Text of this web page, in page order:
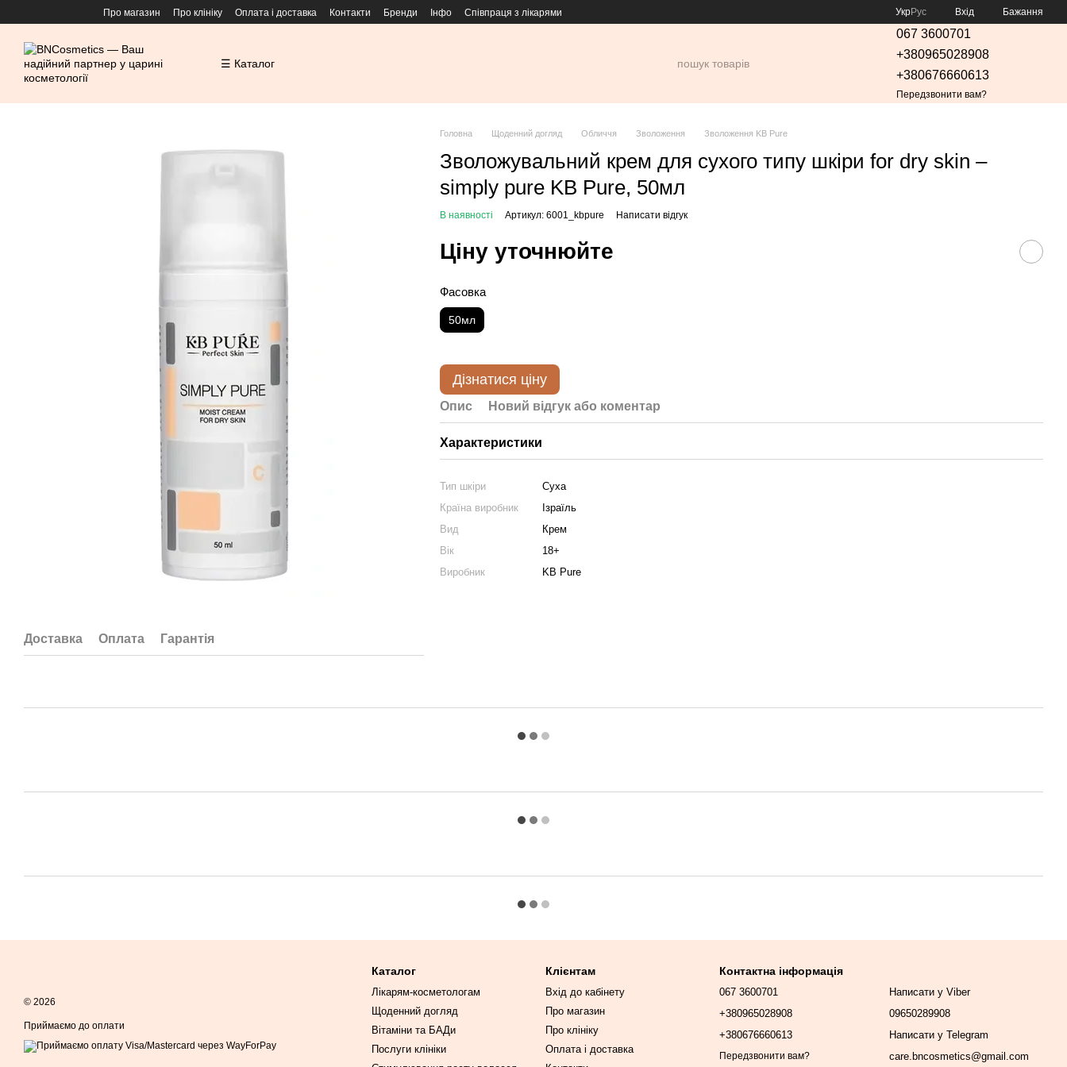
Перейти до основного контенту
Про магазин Про клініку Оплата і доставка Контакти Бренди Інфо Співпраця з лікарями УкрРус Вхід Бажання
☰ Каталог
067 3600701
+380965028908
+380676660613
Передзвонити вам?
Доставка Оплата Гарантія
Головна Щоденний догляд Обличчя Зволоження Зволоження KB Pure
Зволожувальний крем для сухого типу шкіри for dry skin –
simply pure KB Pure, 50мл
В наявності Артикул: 6001_kbpure Написати відгук
Ціну уточнюйте
Фасовка
50мл
Дізнатися ціну
Опис Новий відгук або коментар
Характеристики
Тип шкіри
Суха
Країна виробник
Ізраїль
Вид
Крем
Вік
18+
Виробник
KB Pure
© 2026
Приймаємо до оплати
Каталог
Лікарям-косметологам
Щоденний догляд
Вітаміни та БАДи
Послуги клініки
Клієнтам
Вхід до кабінету
Про магазин
Про клініку
Оплата і доставка
Контактна інформація
067 3600701
+380965028908
+380676660613
Передзвонити вам?
Написати у Viber
09650289908
Написати у Telegram
care.bncosmetics@gmail.com